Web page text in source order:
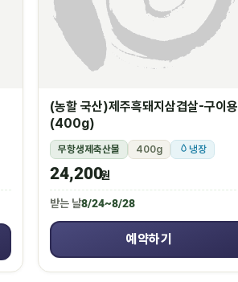
(농할 국산)제주흑돼지삼겹살-구이용
(400g)
무항생제축산물 400g 냉장
24,200원
받는 날8/24~8/28
예약하기